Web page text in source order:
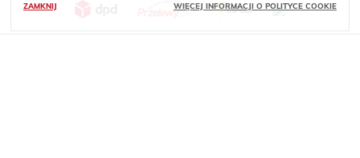
ZAMKNIJ WIĘCEJ INFORMACJI O POLITYCE COOKIE